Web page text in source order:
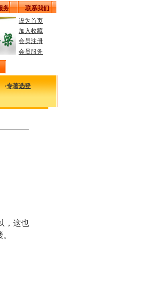
务
联系我们
设为首页
加入收藏
会员注册
会员服务
·专著选登
涂料的创新和可持续发展之路
，这也